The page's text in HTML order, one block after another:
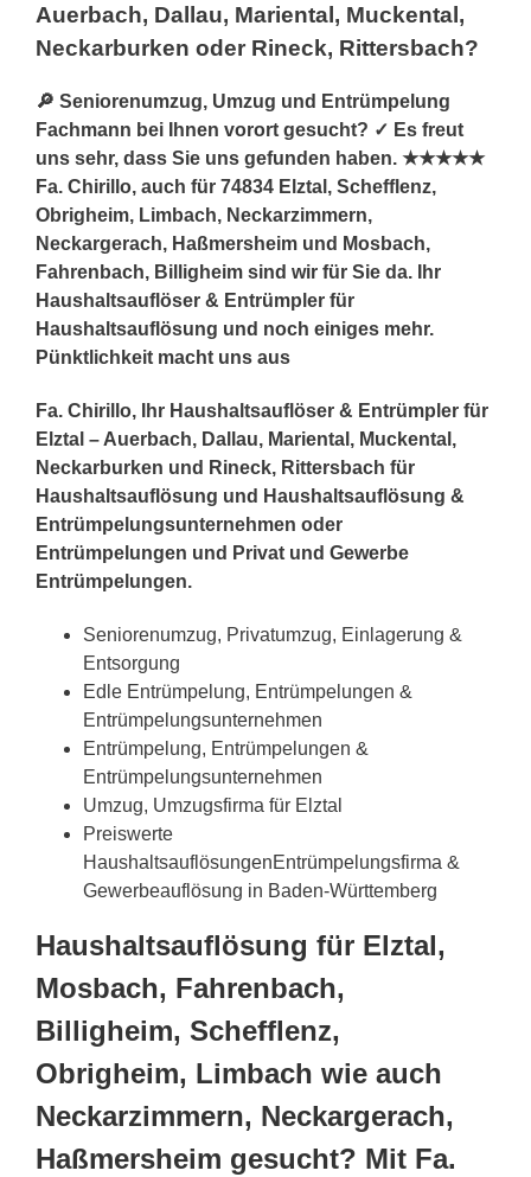
Auerbach, Dallau, Mariental, Muckental,
Neckarburken oder Rineck, Rittersbach?
🔎 Seniorenumzug, Umzug und Entrümpelung
Fachmann bei Ihnen vorort gesucht? ✓ Es freut
uns sehr, dass Sie uns gefunden haben. ★★★★★
Fa. Chirillo, auch für 74834 Elztal, Schefflenz,
Obrigheim, Limbach, Neckarzimmern,
Neckargerach, Haßmersheim und Mosbach,
Fahrenbach, Billigheim sind wir für Sie da. Ihr
Haushaltsauflöser & Entrümpler für
Haushaltsauflösung und noch einiges mehr.
Pünktlichkeit macht uns aus
Fa. Chirillo, Ihr Haushaltsauflöser & Entrümpler für
Elztal – Auerbach, Dallau, Mariental, Muckental,
Neckarburken und Rineck, Rittersbach für
Haushaltsauflösung und Haushaltsauflösung &
Entrümpelungsunternehmen oder
Entrümpelungen und Privat und Gewerbe
Entrümpelungen.
Seniorenumzug, Privatumzug, Einlagerung &
Entsorgung
Edle Entrümpelung, Entrümpelungen &
Entrümpelungsunternehmen
Entrümpelung, Entrümpelungen &
Entrümpelungsunternehmen
Umzug, Umzugsfirma für Elztal
Preiswerte
HaushaltsauflösungenEntrümpelungsfirma &
Gewerbeauflösung in Baden-Württemberg
Haushaltsauflösung für Elztal,
Mosbach, Fahrenbach,
Billigheim, Schefflenz,
Obrigheim, Limbach wie auch
Neckarzimmern, Neckargerach,
Haßmersheim gesucht? Mit Fa.